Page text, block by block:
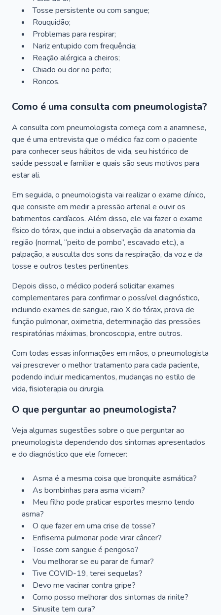
Tosse persistente ou com sangue;
Rouquidão;
Problemas para respirar;
Nariz entupido com frequência;
Reação alérgica a cheiros;
Chiado ou dor no peito;
Roncos.
Como é uma consulta com pneumologista?
A consulta com pneumologista começa com a anamnese,
que é uma entrevista que o médico faz com o paciente
para conhecer seus hábitos de vida, seu histórico de
saúde pessoal e familiar e quais são seus motivos para
estar ali.
Em seguida, o pneumologista vai realizar o exame clínico,
que consiste em medir a pressão arterial e ouvir os
batimentos cardíacos. Além disso, ele vai fazer o exame
físico do tórax, que inclui a observação da anatomia da
região (normal, “peito de pombo”, escavado etc.), a
palpação, a ausculta dos sons da respiração, da voz e da
tosse e outros testes pertinentes.
Depois disso, o médico poderá solicitar exames
complementares para confirmar o possível diagnóstico,
incluindo exames de sangue, raio X do tórax, prova de
função pulmonar, oximetria, determinação das pressões
respiratórias máximas, broncoscopia, entre outros.
Com todas essas informações em mãos, o pneumologista
vai prescrever o melhor tratamento para cada paciente,
podendo incluir medicamentos, mudanças no estilo de
vida, fisioterapia ou cirurgia.
O que perguntar ao pneumologista?
Veja algumas sugestões sobre o que perguntar ao
pneumologista dependendo dos sintomas apresentados
e do diagnóstico que ele fornecer:
Asma é a mesma coisa que bronquite asmática?
As bombinhas para asma viciam?
Meu filho pode praticar esportes mesmo tendo
asma?
O que fazer em uma crise de tosse?
Enfisema pulmonar pode virar câncer?
Tosse com sangue é perigoso?
Vou melhorar se eu parar de fumar?
Tive COVID-19, terei sequelas?
Devo me vacinar contra gripe?
Como posso melhorar dos sintomas da rinite?
Sinusite tem cura?